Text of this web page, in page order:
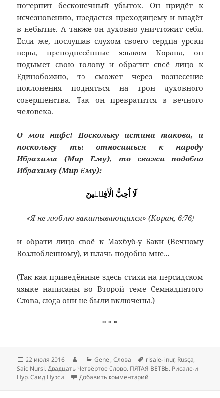
потерпит бесконечный убыток. Он придёт к
исчезновению, предастся преходящему и впадёт
в небытие. А также он духовно уничтожит себя.
Если же, послушав слухом своего сердца уроки
веры, преподнесённые языком Корана, он
подымет свою голову и обратит своё лицо к
Единобожию, то сможет через вознесение
поклонения подняться на трон духовного
совершенства. Так он превратится в вечного
человека.
О мой нафс! Поскольку истина такова, и
поскольку ты относишься к народу
Ибрахима (Мир Ему), то скажи подобно
Ибрахиму (Мир Ему):
لَٓا اُحِبُّ الْاٰفِلٖينَ
«Я не люблю закатывающихся» (Коран, 6:76)
и обрати лицо своё к Махбуб-у Баки (Вечному
Возлюбленному), и плачь подобно мне…
(Так как приведённые здесь стихи на персидском
языке написаны во Второй теме Семнадцатого
Слова, сюда они не были включены.)
* * *
Опубликовано
22 июля 2016 АвторРубрики
Genel,Слова Метки
risale-i nur, Rusça,
Said Nursi,Двадцать Четвёртое Слово, ПЯТАЯ ВЕТВЬ, Рисале-и
Нур,Саид Нурси Добавить комментарий